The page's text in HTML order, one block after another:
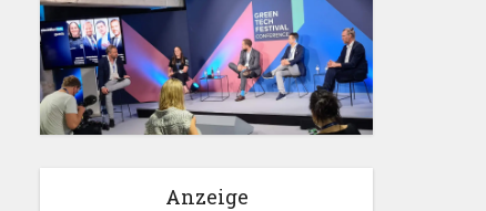
Anzeige